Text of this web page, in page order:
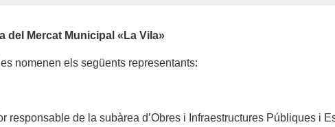
del Mercat Municipal «La Vila»
nomenen els següents representants:
responsable de la subàrea d’Obres i Infraestructures Públiques i